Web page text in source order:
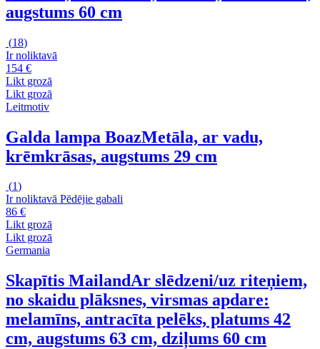
augstums 60 cm
(18)
Ir noliktavā
154 €
Likt grozā
Likt grozā
Leitmotiv
Galda lampa BoazMetāla, ar vadu,
krēmkrāsas, augstums 29 cm
(1)
Ir noliktavā Pēdējie gabali
86 €
Likt grozā
Likt grozā
Germania
Skapītis MailandAr slēdzeni/uz riteņiem,
no skaidu plāksnes, virsmas apdare:
melamīns, antracīta pelēks, platums 42
cm, augstums 63 cm, dziļums 60 cm